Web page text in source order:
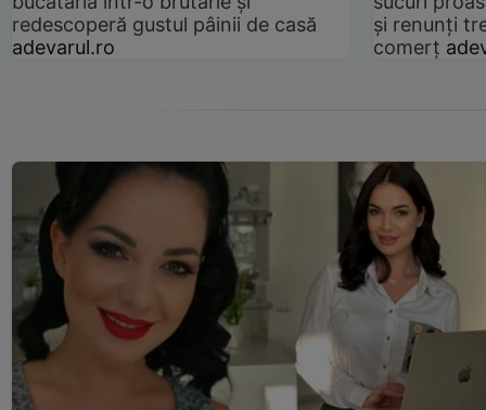
redescoperă gustul pâinii de casă
adevarul.ro
și renunți
comerț